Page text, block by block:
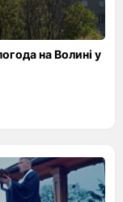
на Волині у